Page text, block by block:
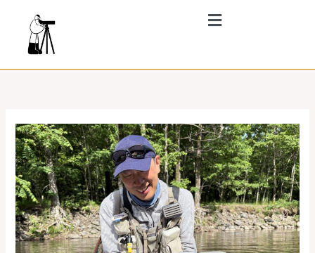
メ
ニ
Why
I
Prefer
Dry
Fly
Fishing-
ド